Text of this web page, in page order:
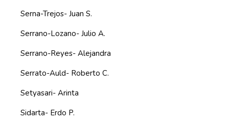
Serna-Trejos- Juan S.
Serrano-Lozano- Julio A.
Serrano-Reyes- Alejandra
Serrato-Auld- Roberto C.
Setyasari- Arinta
Sidarta- Erdo P.